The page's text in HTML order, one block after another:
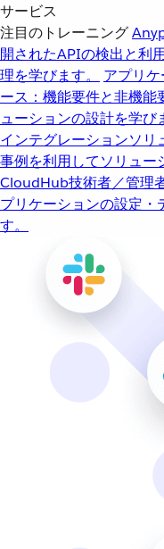
サービス
注目のトレーニング
開されたAPIの検出と利
理を学びます。
アプリ
ース：機能要件と非機能
ューションの設計を学び
インテグレーションソリ
事例を利用してソリュー
CloudHub技術者／管理
プリケーションの設定・
す。